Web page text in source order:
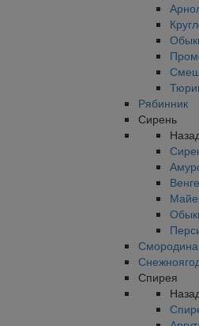
Рябинник
Сирень
Смородина
Спирея